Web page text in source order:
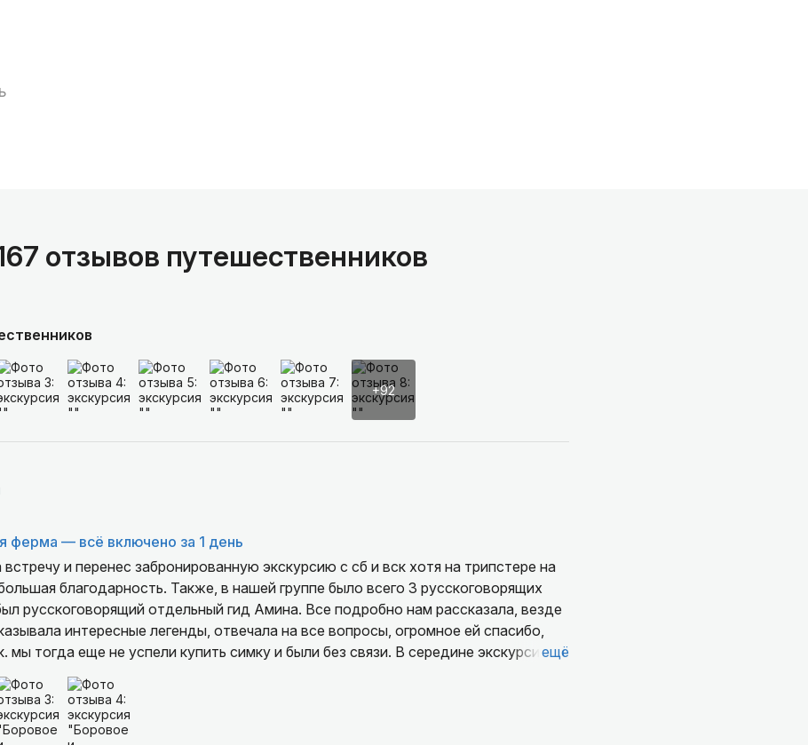
отзывов путешественников
+92
ферма — всё включено за 1 день
и перенес забронированную экскурсию с сб и вск хотя на трипстере на
благодарность. Также, в нашей группе было всего 3 русскоговорящих
русскоговорящий отдельный гид Амина. Все подробно нам рассказала, везде
интересные легенды, отвечала на все вопросы, огромное ей спасибо,
мы тогда еще не успели купить симку и были без связи. В середине экскурсии
- очень вкусный плов, напоили кумысом. все ребята-гиды, очень
классная - виды прекрасные.
ещё